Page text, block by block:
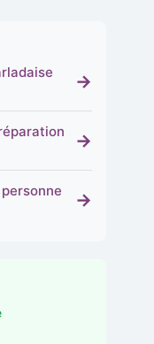
→
→
→